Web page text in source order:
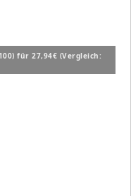
für 27,94€ (Vergleich: